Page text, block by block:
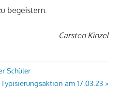
begeistern.
Carsten Kinzel
Schüler
Nächster
Beitrag:
Typisierungsaktion am 17.03.23